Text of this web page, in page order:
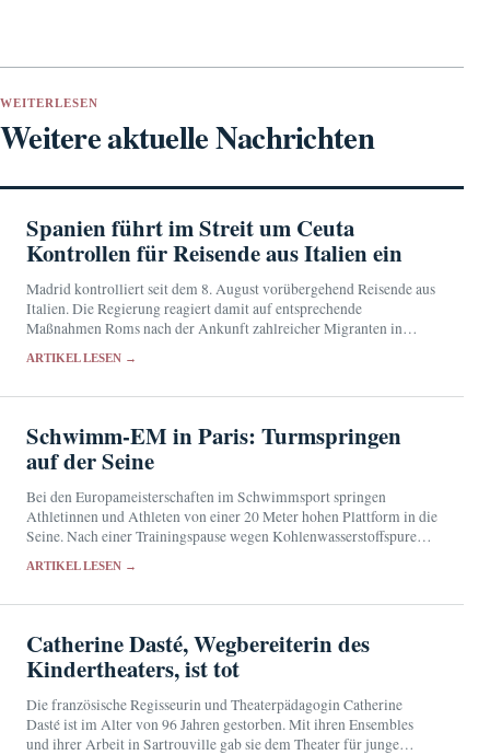
WEITERLESEN
Weitere aktuelle Nachrichten
Spanien führt im Streit um Ceuta
Kontrollen für Reisende aus Italien ein
Madrid kontrolliert seit dem 8. August vorübergehend Reisende aus
Italien. Die Regierung reagiert damit auf entsprechende
Maßnahmen Roms nach der Ankunft zahlreicher Migranten in
ARTIKEL LESEN →
Schwimm-EM in Paris: Turmspringen
auf der Seine
Bei den Europameisterschaften im Schwimmsport springen
Athletinnen und Athleten von einer 20 Meter hohen Plattform in die
Seine. Nach einer Trainingspause wegen Kohlenwasserstoffspuren
ARTIKEL LESEN →
Catherine Dasté, Wegbereiterin des
Kindertheaters, ist tot
Die französische Regisseurin und Theaterpädagogin Catherine
Dasté ist im Alter von 96 Jahren gestorben. Mit ihren Ensembles
und ihrer Arbeit in Sartrouville gab sie dem Theater für junge